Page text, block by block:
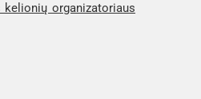
organizatoriaus